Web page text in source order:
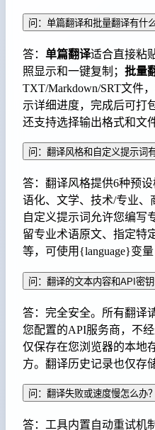
问：单篇翻译和批量翻译有什
答： 单篇翻译适合直接粘
照显示和一键复制； 批量
TXT/Markdown/SRT文件
示详细进度，完成后可打
还支持选择输出格式和文
问：翻译风格和自定义提示词
答：翻译风格提供6种预
语化、文学、技术/专业、
自定义提示词允许您编写
留专业术语原文、指定特
等，可使用{language}变
问：翻译的文本内容和API密钥
答：完全安全。所有翻译
您配置的API服务商，不
仅保存在您浏览器的本地
方。翻译历史记录也仅存
问：翻译失败或速度慢怎么办？
答：工具内置自动重试机